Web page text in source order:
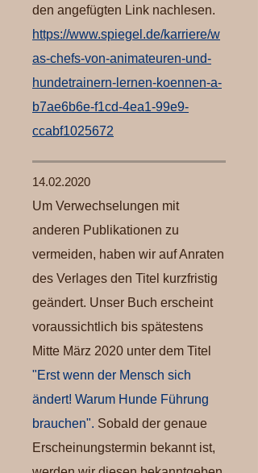
den angefügten Link nachlesen.
https://www.spiegel.de/karriere/w
as-chefs-von-animateuren-und-
hundetrainern-lernen-koennen-a-
b7ae6b6e-f1cd-4ea1-99e9-
ccabf1025672
14.02.2020
Um Verwechselungen mit
anderen Publikationen zu
vermeiden, haben wir auf Anraten
des Verlages den Titel kurzfristig
geändert. Unser Buch erscheint
voraussichtlich bis spätestens
Mitte März 2020 unter dem Titel
"Erst wenn der Mensch sich
ändert! Warum Hunde Führung
brauchen". Sobald der genaue
Erscheinungstermin bekannt ist,